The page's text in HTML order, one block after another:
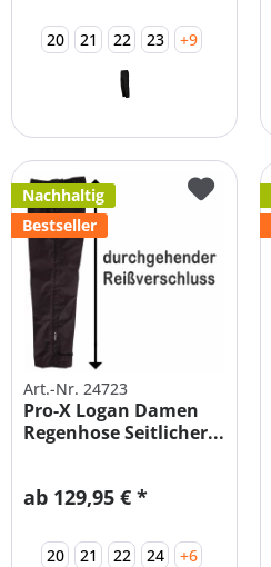
20 21 22 23 +9
Nachhaltig
Bestseller
Art.-Nr. 24723
Pro-X Logan Damen
Regenhose Seitlicher...
ab 129,95 € *
20 21 22 24 +6